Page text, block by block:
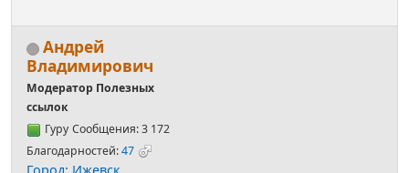
Андрей
Владимирович
Модератор Полезных
ссылок
Гуру Сообщения: 3 172
Благодарностей:47